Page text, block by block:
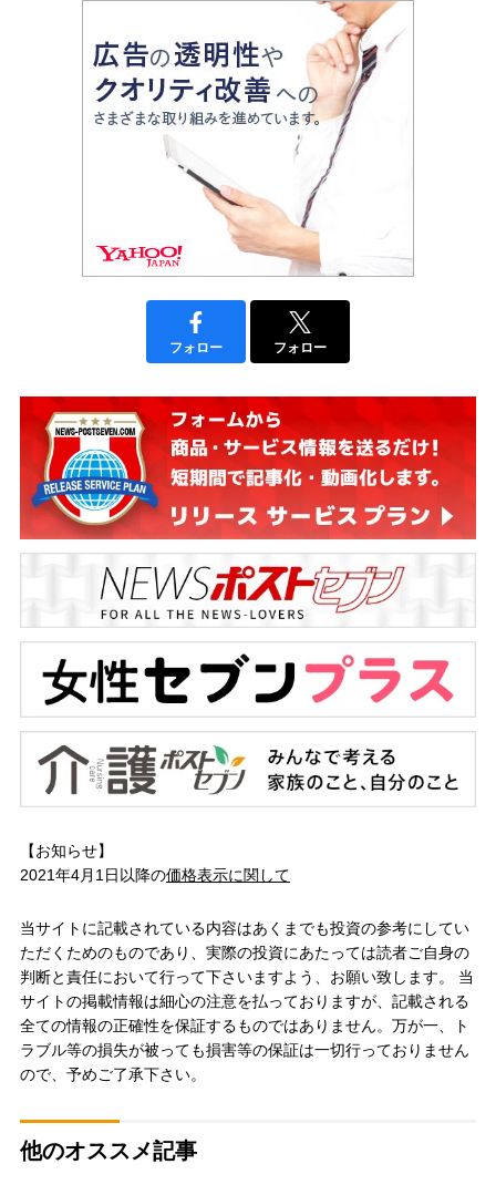
フォロー フォロー
【お知らせ】
2021年4月1日以降の価格表示に関して
当サイトに記載されている内容はあくまでも投資の参考にしてい
ただくためのものであり、実際の投資にあたっては読者ご自身の
判断と責任において行って下さいますよう、お願い致します。 当
サイトの掲載情報は細心の注意を払っておりますが、記載される
全ての情報の正確性を保証するものではありません。万が一、ト
ラブル等の損失が被っても損害等の保証は一切行っておりません
ので、予めご了承下さい。
他のオススメ記事